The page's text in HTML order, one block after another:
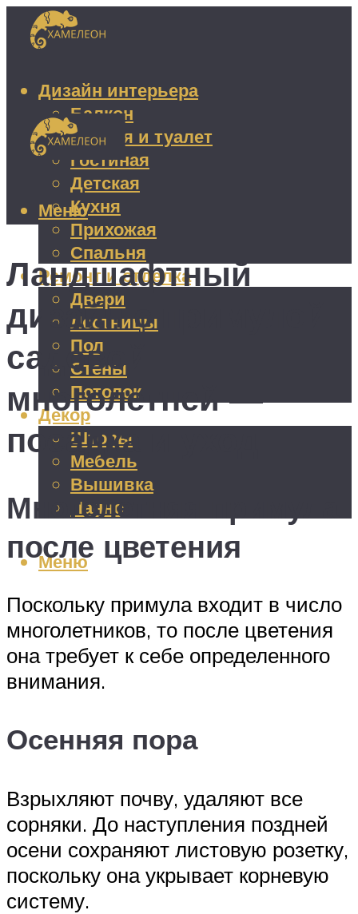
Дизайн интерьера
Балкон
Ванная и туалет
Гостиная
Детская
Кухня
Прихожая
Спальня
Ремонт и отделка
Двери
Лестницы
Пол
Стены
Потолок
Декор
Шторы
Мебель
Вышивка
Панно
Меню
Меню
Ландшафтный
дизайн с примулой
садовой
многолетней —
посадка и уход
Многолетняя примула
после цветения
Поскольку примула входит в число
многолетников, то после цветения
она требует к себе определенного
внимания.
Осенняя пора
Взрыхляют почву, удаляют все
сорняки. До наступления поздней
осени сохраняют листовую розетку,
поскольку она укрывает корневую
систему.